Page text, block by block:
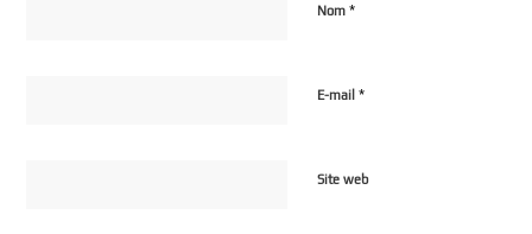
Nom*
E-mail*
Site web